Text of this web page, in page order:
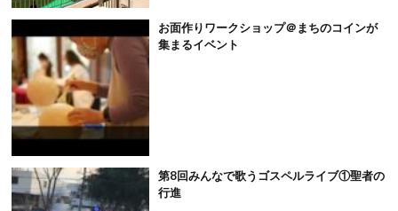
お面作りワークショップ＠まちのコインが
集まるイベント
第8回みんなで歌うゴスペルライブ①聖者の
行進